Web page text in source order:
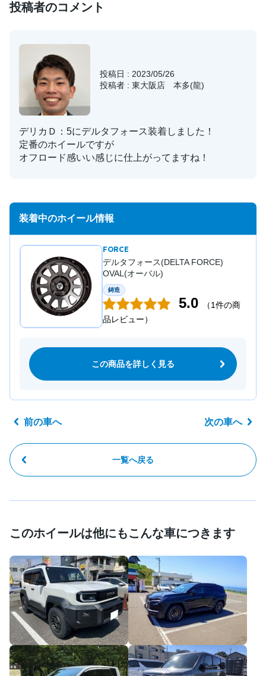
投稿者のコメント
投稿日 : 2023/05/26
投稿者 : 東大阪店 本多(龍)
デリカＤ：5にデルタフォース装着しました！
定番のホイールですが
オフロード感いい感じに仕上がってますね！
装着中のホイール情報
FORCE
デルタフォース(DELTA FORCE)
OVAL(オーバル)
鋳造
5.0
（1件の商
品レビュー）
この商品を詳しく見る
前の車へ
一覧へ戻る
次の車へ
このホイールは他にもこんな車につきます